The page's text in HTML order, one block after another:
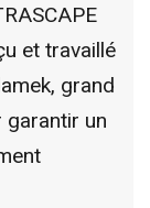
et travaillé
grand
garantir un